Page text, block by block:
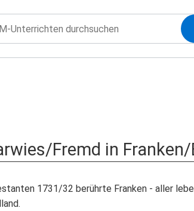
Fremd in
1731/32 berührte Franken - aller